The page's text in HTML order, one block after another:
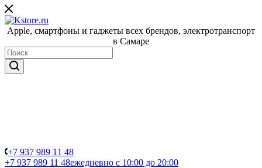
Apple, cмартфоны и гаджеты всех брендов, электротранспорт
в Самаре
+7 937 989 11 48
+7 937 989 11 48ежедневно с 10:00 до 20:00